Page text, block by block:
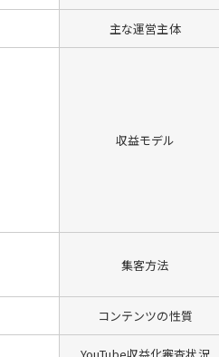
主な運営主体
収益モデル
集客方法
コンテンツの性質